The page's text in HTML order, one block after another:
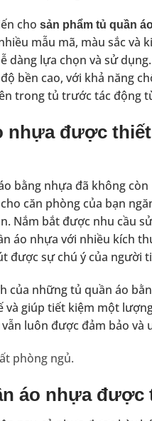
cho sản phẩm tủ quần
mẫu mã, màu sắc và
dàng lựa chọn và sử
bền cao, với khả năng
trong tủ trước tác động
nhựa được
bằng nhựa đã không
căn phòng của bạn
Nắm bắt được nhu cầu
áo nhựa với nhiều kích
được sự chú ý của người
của những tủ quần áo
và giúp tiết kiệm một
luôn được đảm bảo và
phòng ngủ.
áo nhựa được